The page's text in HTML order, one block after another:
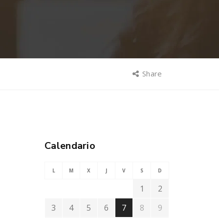
Share
Calendario
L M X J V S D
1
2
3
4 5 6 7 8
9